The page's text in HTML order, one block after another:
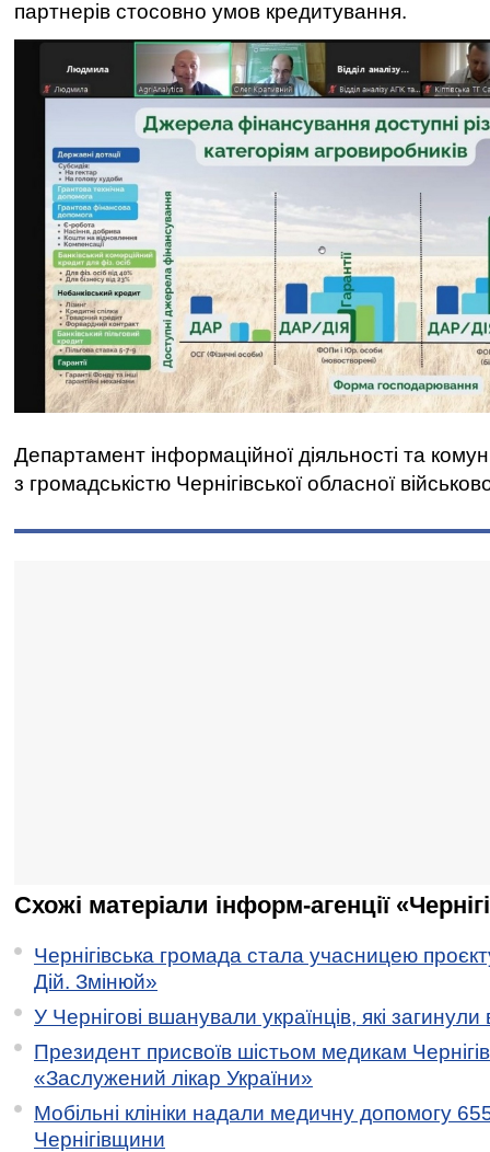
партнерів стосовно умов кредитування.
Департамент інформаційної діяльності та
з громадськістю Чернігівської обласної
Схожі матеріали інформ-агенції
Чернігівська громада стала учасницею
Дій. Змінюй»
У Чернігові вшанували українців, які загинули
Президент присвоїв шістьом медикам
«Заслужений лікар України»
Мобільні клініки надали медичну допомогу
Чернігівщини